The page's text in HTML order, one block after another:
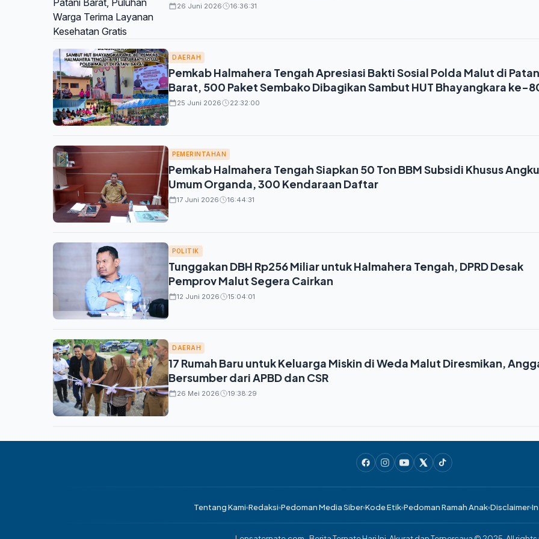
26 Juni 2026 16:36:31
DAERAH
Pemkab Halmahera Tengah Apresiasi Bakti Sosial Polda Malut di
Barat, 500 Paket Sembako Dibagikan Sambut HUT Bhayangkara ke-
25 Juni 2026 22:32:00
PEMERINTAHAN
Pemkab Halmahera Tengah Siapkan 50 Ton BBM Subsidi Khusus
Umum Organda, 300 Kendaraan Daftar
17 Juni 2026 16:44:31
POLITIK
Tunggakan DBH Rp256 Miliar untuk Halmahera Tengah, DPRD Desak
Pemprov Malut Segera Cairkan
12 Juni 2026 15:04:01
DAERAH
17 Rumah Baru untuk Keluarga Miskin di Weda Malut Diresmikan,
Bersumber dari APBD dan CSR
26 Mei 2026 19:38:29
Tentang Kami Redaksi Pedoman Media Siber Kode Etik Pedoman Ramah Anak Disclaimer